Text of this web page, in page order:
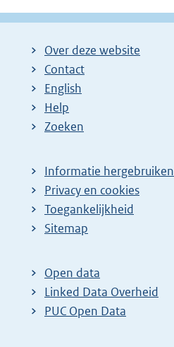
Over deze website
Contact
English
Help
Zoeken
Informatie hergebruiken
Privacy en cookies
Toegankelijkheid
Sitemap
Open data
Linked Data Overheid
PUC Open Data